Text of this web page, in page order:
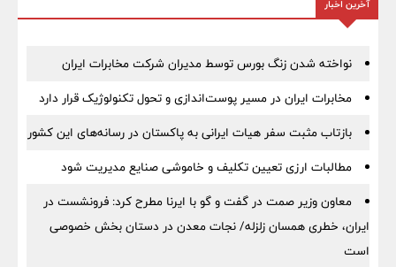
آخرین اخبار
نواخته شدن زنگ بورس توسط مدیران شرکت مخابرات ایران
مخابرات ایران در مسیر پوست‌اندازی و تحول تکنولوژیک قرار دارد
بازتاب مثبت سفر هیات ایرانی به پاکستان در رسانه‌های این کشور
مطالبات ارزی تعیین تکلیف و خاموشی صنایع مدیریت شود
معاون وزیر صمت در گفت و گو با ایرنا مطرح کرد: فرونشست در
ایران، خطری همسان زلزله/ نجات معدن در دستان بخش خصوصی
است